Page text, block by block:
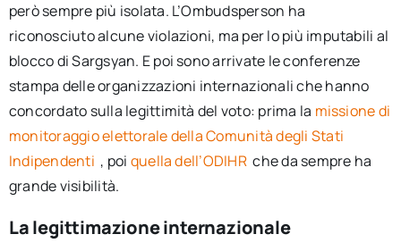
però sempre più isolata. L’Ombudsperson ha
riconosciuto alcune violazioni, ma per lo più imputabili al
blocco di Sargsyan. E poi sono arrivate le conferenze
stampa delle organizzazioni internazionali che hanno
concordato sulla legittimità del voto: prima la missione di
monitoraggio elettorale della Comunità degli Stati
Indipendenti , poi quella dell’ODIHR che da sempre ha
grande visibilità.
La legittimazione internazionale